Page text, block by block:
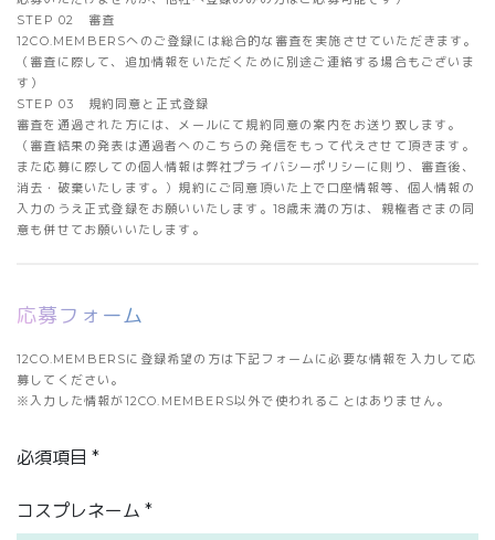
STEP 02 審査
12CO.MEMBERSへのご登録には総合的な審査を実施させていただきます。
（審査に際して、追加情報をいただくために別途ご連絡する場合もございま
す）
STEP 03 規約同意と正式登録
審査を通過された方には、メールにて規約同意の案内をお送り致します。
（審査結果の発表は通過者へのこちらの発信をもって代えさせて頂きます。
また応募に際しての個人情報は弊社プライバシーポリシーに則り、審査後、
消去・破棄いたします。）規約にご同意頂いた上で口座情報等、個人情報の
入力のうえ正式登録をお願いいたします。18歳未満の方は、親権者さまの同
意も併せてお願いいたします。
応募フォーム
12CO.MEMBERSに登録希望の方は下記フォームに必要な情報を入力して応
募してください。
※入力した情報が12CO.MEMBERS以外で使われることはありません。
必須項目 *
コスプレネーム *